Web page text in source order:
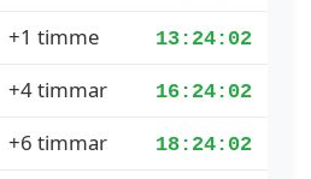
+1 timme 13:24:02
+4 timmar 16:24:02
+6 timmar 18:24:02